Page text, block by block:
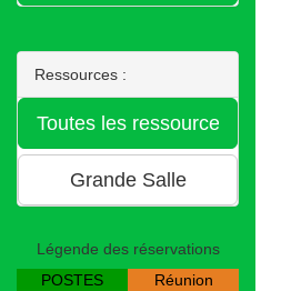
Ressources :
Légende des réservations
POSTES
Réunion